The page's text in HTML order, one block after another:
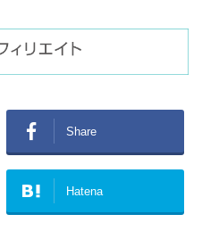
Share
Hatena